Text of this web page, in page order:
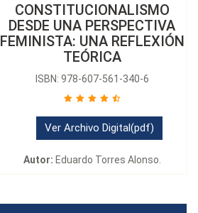
CONSTITUCIONALISMO
DESDE UNA PERSPECTIVA
FEMINISTA: UNA REFLEXIÓN
TEÓRICA
ISBN: 978-607-561-340-6
Ver Archivo Digital(pdf)
Autor: Eduardo Torres Alonso.